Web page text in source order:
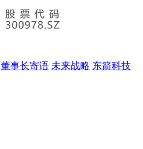
董事长寄语 未来战略 东箭科技